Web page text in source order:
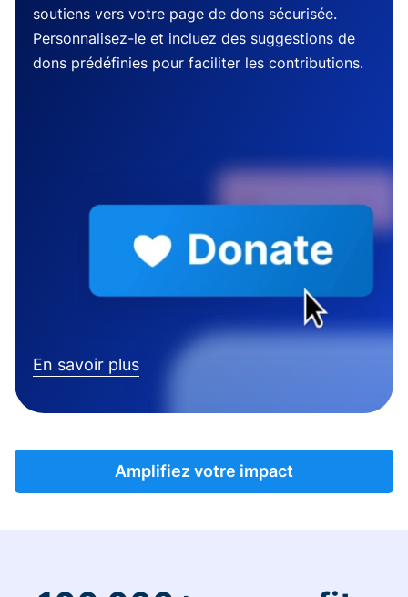
soutiens vers votre page de dons sécurisée.
Personnalisez-le et incluez des suggestions de
dons prédéfinies pour faciliter les contributions.
En savoir plus
Amplifiez votre impact